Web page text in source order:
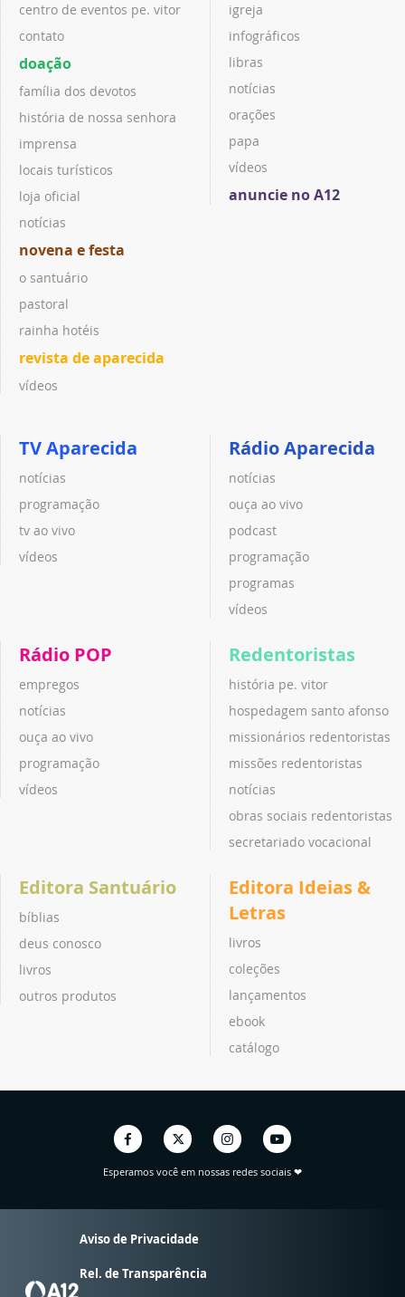
centro de eventos pe. vitor
contato
doação
família dos devotos
história de nossa senhora
imprensa
locais turísticos
loja oficial
notícias
novena e festa
o santuário
pastoral
rainha hotéis
revista de aparecida
vídeos
igreja
infográficos
libras
notícias
orações
papa
vídeos
anuncie no A12
TV Aparecida
notícias
programação
tv ao vivo
vídeos
Rádio Aparecida
notícias
ouça ao vivo
podcast
programação
programas
vídeos
Rádio POP
empregos
notícias
ouça ao vivo
programação
vídeos
Redentoristas
história pe. vitor
hospedagem santo afonso
missionários redentoristas
missões redentoristas
notícias
obras sociais redentoristas
secretariado vocacional
Editora Santuário
bíblias
deus conosco
livros
outros produtos
Editora Ideias &
Letras
livros
coleções
lançamentos
ebook
catálogo
Esperamos você em nossas redes sociais ❤
Aviso de Privacidade
Rel. de Transparência